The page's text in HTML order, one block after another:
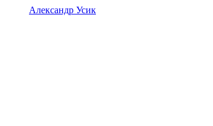
Александр Усик